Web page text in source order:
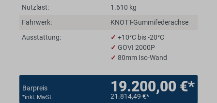
Nutzlast:
1.610 kg
Fahrwerk:
KNOTT-Gummifederachse
Ausstattung:
✓ +10°C bis -20°C
✓ GOVI 2000P
✓ 80mm Iso-Wand
Barpreis 19.200,00 €*
*inkl. MwSt. 21.814,49 €*